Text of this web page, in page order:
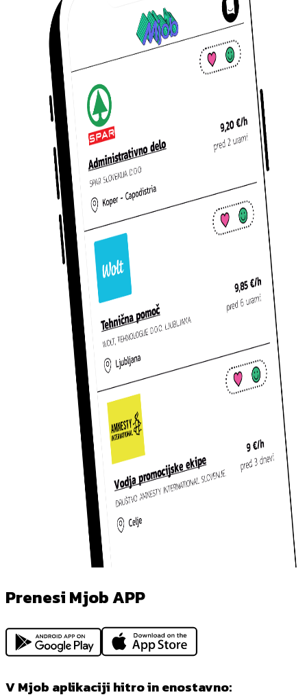
Prenesi Mjob APP
V Mjob aplikaciji hitro in enostavno: